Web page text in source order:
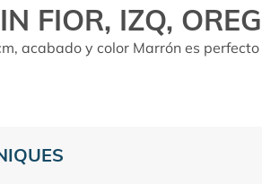
FIOR, IZQ,
acabado y color Marrón es